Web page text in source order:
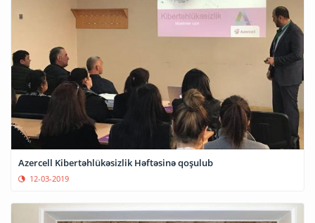
Azercell Kibertəhlükəsizlik Həftəsinə qoşulub
12-03-2019